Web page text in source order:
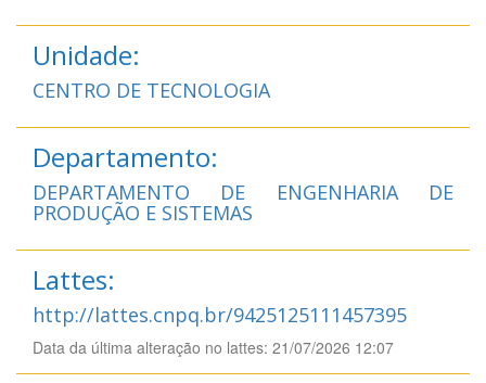
Unidade:
CENTRO DE TECNOLOGIA
Departamento:
DEPARTAMENTO DE ENGENHARIA DE
PRODUÇÃO E SISTEMAS
Lattes:
http://lattes.cnpq.br/9425125111457395
Data da última alteração no lattes: 21/07/2026 12:07